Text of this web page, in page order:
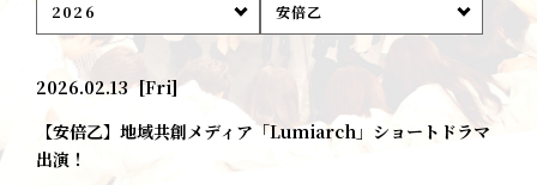
2026 安倍乙
2026.02.13 [Fri]
【安倍乙】地域共創メディア「Lumiarch」ショートドラマ
出演！